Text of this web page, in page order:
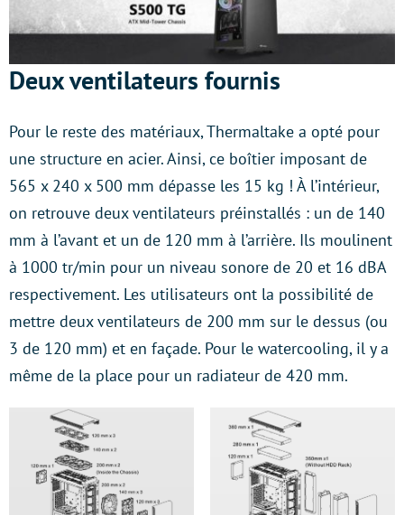
Deux ventilateurs fournis
Pour le reste des matériaux, Thermaltake a opté pour
une structure en acier. Ainsi, ce boîtier imposant de
565 x 240 x 500 mm dépasse les 15 kg ! À l’intérieur,
on retrouve deux ventilateurs préinstallés : un de 140
mm à l’avant et un de 120 mm à l’arrière. Ils moulinent
à 1000 tr/min pour un niveau sonore de 20 et 16 dBA
respectivement. Les utilisateurs ont la possibilité de
mettre deux ventilateurs de 200 mm sur le dessus (ou
3 de 120 mm) et en façade. Pour le watercooling, il y a
même de la place pour un radiateur de 420 mm.